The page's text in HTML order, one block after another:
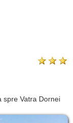
spre Vatra Dornei